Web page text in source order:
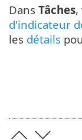
Dans Tâches,
d'indicateur
les détails